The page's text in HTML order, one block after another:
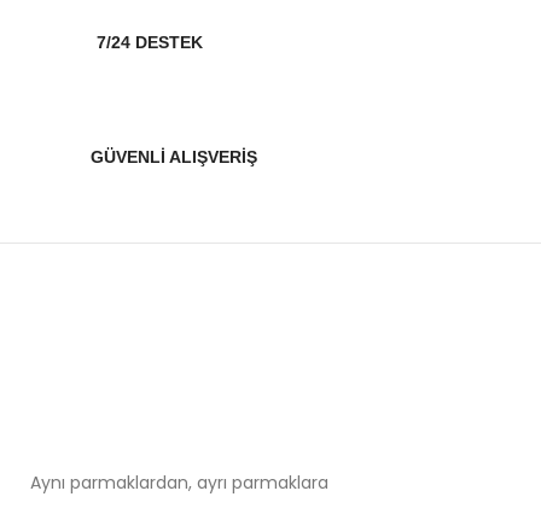
7/24 DESTEK
GÜVENLİ ALIŞVERİŞ
Aynı parmaklardan, ayrı parmaklara